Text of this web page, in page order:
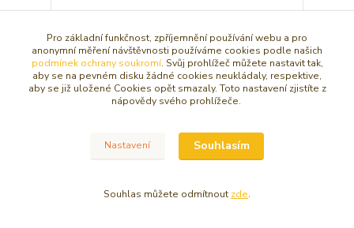
Pro základní funkčnost, zpříjemnění používání webu a pro
anonymní měření návštěvnosti používáme cookies podle našich
podmínek ochrany soukromí. Svůj prohlížeč můžete nastavit tak,
aby se na pevném disku žádné cookies neukládaly, respektive,
aby se již uložené Cookies opět smazaly. Toto nastavení zjistíte z
nápovědy svého prohlížeče.
Nastavení Souhlasím
Souhlas můžete odmítnout zde.